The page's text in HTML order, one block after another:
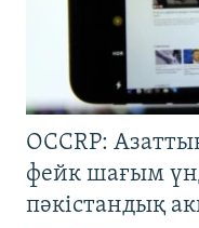
OCCRP:
фейк шағым
пәкістандық